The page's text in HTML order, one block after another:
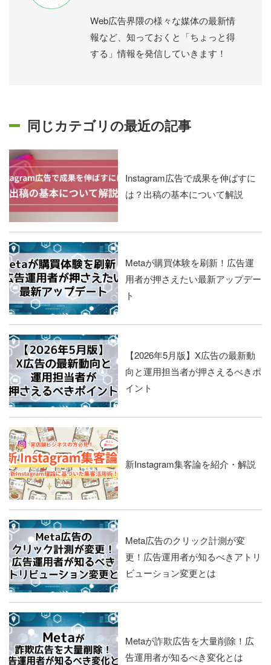
Web広告界隈の様々な媒体の最新情
報など、知っておくと「ちょっと得
する」情報を発信していきます！
同じカテゴリの最近の記事
Instagram広告で成果を伸ばすに
は？出稿の基本について解説
Metaが購買体験を刷新！広告運
用者が押さえたい最新アップデー
ト
【2026年5月版】X広告の最新動
向と運用担当者が押さえるべきポ
イント
新Instagram集客論を紹介・解説
Meta広告のクリック計測が変
更！広告運用者が知るべきアトリ
ビューション変更とは
Metaが詐欺広告を大量削除！広
告運用者が知るべき変化とは